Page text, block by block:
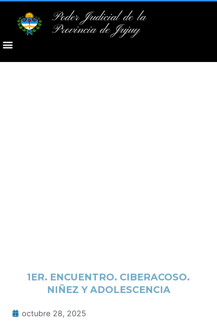
Poder Judicial de la
Provincia de Jujuy
1ER. ENCUENTRO. CIBERACOSO.
NIÑEZ Y ADOLESCENCIA
octubre 28, 2025